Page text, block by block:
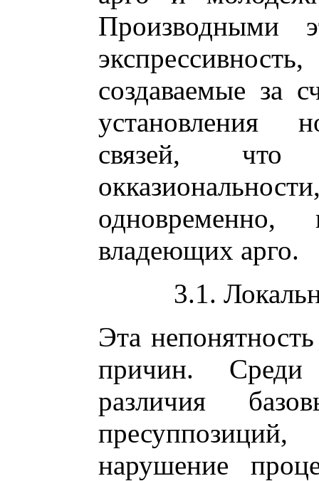
Производными
создаваемые за
установления
связей, что
владеющих арго.
3.1.
Эта
причин. Среди
различия
нарушение